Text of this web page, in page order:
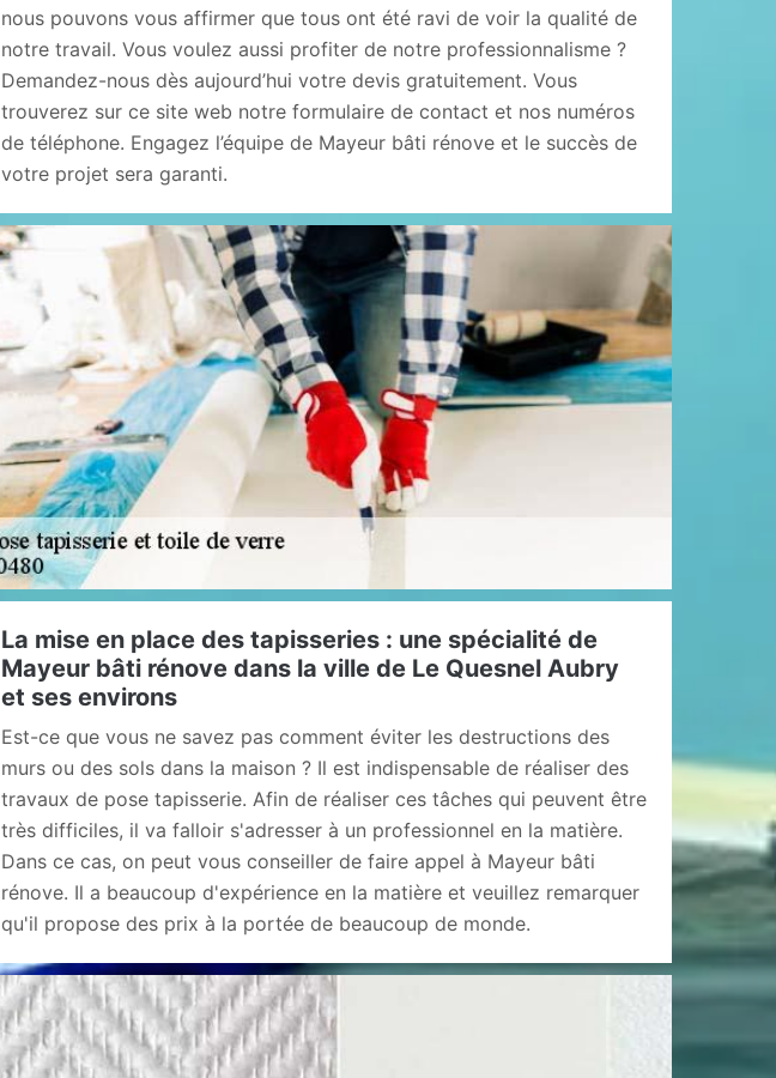
nous pouvons vous affirmer que tous ont été ravi de voir la qualité de
notre travail. Vous voulez aussi profiter de notre professionnalisme ?
Demandez-nous dès aujourd’hui votre devis gratuitement. Vous
trouverez sur ce site web notre formulaire de contact et nos numéros
de téléphone. Engagez l’équipe de Mayeur bâti rénove et le succès de
votre projet sera garanti.
La mise en place des tapisseries : une spécialité de
Mayeur bâti rénove dans la ville de Le Quesnel Aubry
et ses environs
Est-ce que vous ne savez pas comment éviter les destructions des
murs ou des sols dans la maison ? Il est indispensable de réaliser des
travaux de pose tapisserie. Afin de réaliser ces tâches qui peuvent être
très difficiles, il va falloir s'adresser à un professionnel en la matière.
Dans ce cas, on peut vous conseiller de faire appel à Mayeur bâti
rénove. Il a beaucoup d'expérience en la matière et veuillez remarquer
qu'il propose des prix à la portée de beaucoup de monde.